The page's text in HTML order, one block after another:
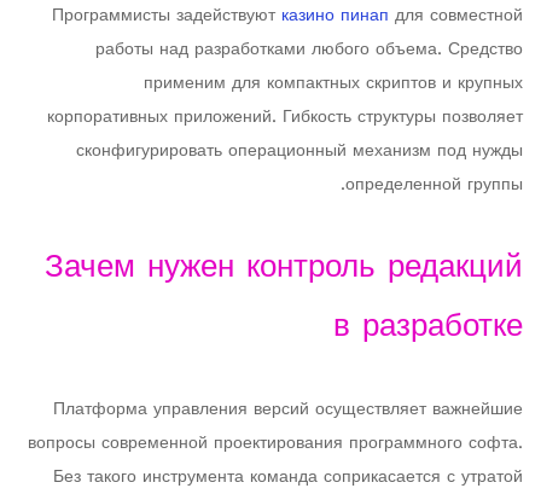
Программисты задействуют казино пинап для совместной
работы над разработками любого объема. Средство
применим для компактных скриптов и крупных
корпоративных приложений. Гибкость структуры позволяет
сконфигурировать операционный механизм под нужды
определенной группы.
Зачем нужен контроль редакций
в разработке
Платформа управления версий осуществляет важнейшие
вопросы современной проектирования программного софта.
Без такого инструмента команда соприкасается с утратой